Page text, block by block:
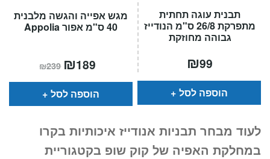
מגש אפייה והגשה מלבנית
40 ס"מ אפור Appolia
₪239 המחיר
המקורי
היה:
₪239.
₪189
הוא:
הוספה לסל
תבנית עוגה תחתית
מתפרקת 26/8 ס"מ הנודייז
גבוהה מחוזקת
₪99
הוספה לסל
לעוד מבחר תבניות אנודייז איכותיות בקרו
במחלקת האפיה של קוק שופ בקטגוריית